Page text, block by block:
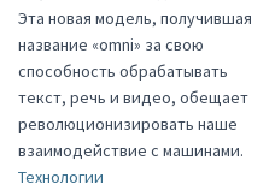
Эта новая модель, получившая
название «omni» за свою
способность обрабатывать
текст, речь и видео, обещает
революционизировать наше
взаимодействие с машинами.
Технологии